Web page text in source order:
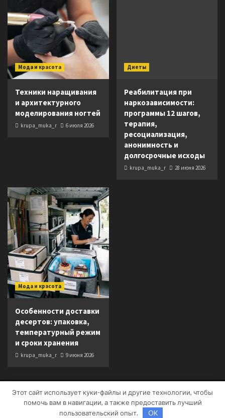
Мода и красота
Техники наращивания
и архитектурного
моделирования ногтей
krupa_muka_r 6 июля 2026
Диеты
Реабилитация при
наркозависимости:
программы 12 шагов,
терапия,
ресоциализация,
анонимность и
долгосрочные исходы
krupa_muka_r 28 июня 2026
Мода и красота
Особенности доставки
десертов: упаковка,
температурный режим
и сроки хранения
krupa_muka_r 9 июня 2026
Copyright © Все права защищены.|CoverNewsот AF
themes.
Этот сайт использует куки-файлы и другие технологии, чтобы
помочь вам в навигации, а также предоставить лучший
пользовательский опыт.
OK